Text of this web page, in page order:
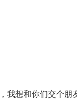
我想和你们交个朋